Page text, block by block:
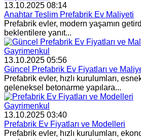
13.10.2025 08:14
Anahtar Teslim Prefabrik Ev Maliyeti
Prefabrik evler, modern yaşamın
beklentilere yanıt...
Gayrimenkul
13.10.2025 05:56
Güncel Prefabrik Ev Fiyatları ve
Prefabrik evler, hızlı kurulumları,
geleneksel betonarme yapılara...
Gayrimenkul
13.10.2025 03:40
Prefabrik Ev Fiyatları ve Modelleri
Prefabrik evler, hızlı kurulumları,